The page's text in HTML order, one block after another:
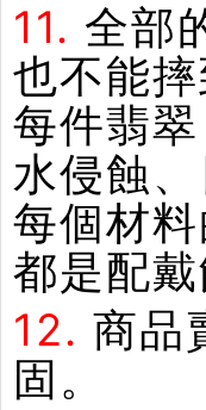
11. 全部
也不能
每件翡
水侵蝕
每個材
都是配
12. 商品
固。